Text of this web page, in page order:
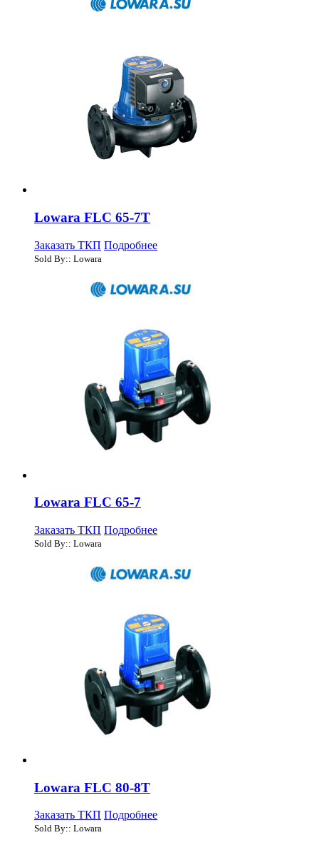
Lowara FLC 65-7T
Заказать ТКП Подробнее
Sold By:: Lowara
Lowara FLC 65-7
Заказать ТКП Подробнее
Sold By:: Lowara
Lowara FLC 80-8T
Заказать ТКП Подробнее
Sold By:: Lowara